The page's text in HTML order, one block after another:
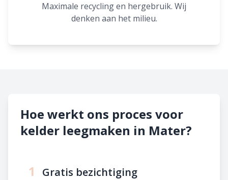
Maximale recycling en hergebruik. Wij
denken aan het milieu.
Hoe werkt ons proces voor
kelder leegmaken in Mater?
1 Gratis bezichtiging